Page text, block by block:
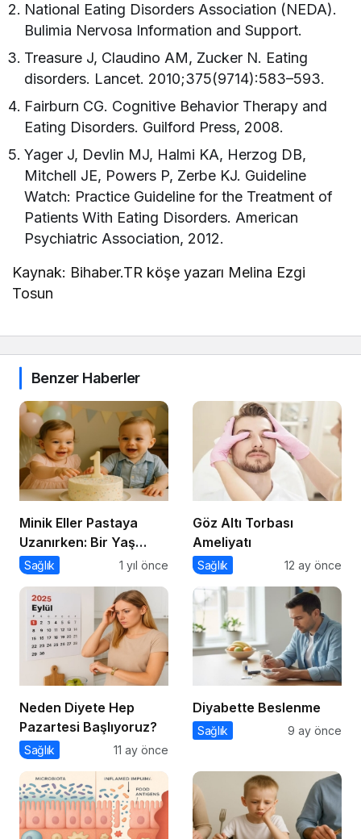
National Eating Disorders Association (NEDA).
Bulimia Nervosa Information and Support.
Treasure J, Claudino AM, Zucker N. Eating
disorders. Lancet. 2010;375(9714):583–593.
Fairburn CG. Cognitive Behavior Therapy and
Eating Disorders. Guilford Press, 2008.
Yager J, Devlin MJ, Halmi KA, Herzog DB,
Mitchell JE, Powers P, Zerbe KJ. Guideline
Watch: Practice Guideline for the Treatment of
Patients With Eating Disorders. American
Psychiatric Association, 2012.
Kaynak: Bihaber.TR köşe yazarı Melina Ezgi
Tosun
Benzer Haberler
Minik Eller Pastaya
Uzanırken: Bir Yaş
Sonrası Beslenmeye
Sağlık 1 yıl önce
Göz Altı Torbası
Ameliyatı
Sağlık 12 ay önce
Neden Diyete Hep
Pazartesi Başlıyoruz?
Sağlık 11 ay önce
Diyabette Beslenme
Sağlık 9 ay önce